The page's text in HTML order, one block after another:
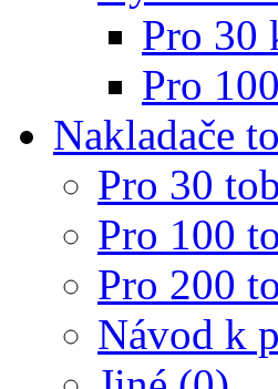
Pro 30
Pro
Nakladače
Pro 30
Pro 100
Pro 200
Návod k